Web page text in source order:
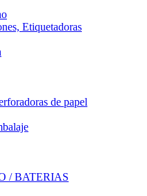
Etiquetadoras
de papel
/ BATERIAS